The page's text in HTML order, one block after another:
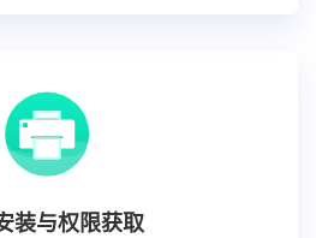
装与权限获取